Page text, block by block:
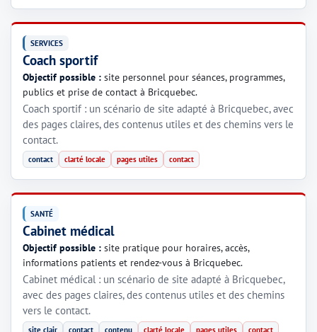
SERVICES
Coach sportif
Objectif possible : site personnel pour séances, programmes,
publics et prise de contact à Bricquebec.
Coach sportif : un scénario de site adapté à Bricquebec, avec
des pages claires, des contenus utiles et des chemins vers le
contact.
contact clarté locale pages utiles contact
SANTÉ
Cabinet médical
Objectif possible : site pratique pour horaires, accès,
informations patients et rendez-vous à Bricquebec.
Cabinet médical : un scénario de site adapté à Bricquebec,
avec des pages claires, des contenus utiles et des chemins
vers le contact.
site clair contact contenu clarté locale pages utiles contact